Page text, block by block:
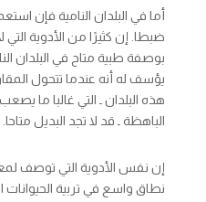
أما في البلدان النامية فإن
ضبطا. إن كثيرًا من الأدوية التي
بوصفة طبية متاح في البلدان
يؤسف له أنه عندما تتحول
هذه البلدان ـ التي غالبا ما
الباهظة ـ قد لا تجد البديل متاحا.
إن نفس الأدوية التي توصف
نطاق واسع في تربية الحيوانات